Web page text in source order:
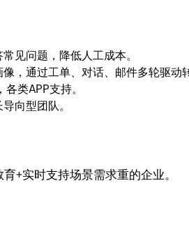
见问题，降低人工成本。
像，通过工单、对话、邮件多轮驱动
类APP支持。
向型团队。
+实时支持场景需求重的企业。